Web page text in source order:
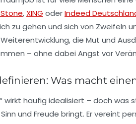
, XING oderIndeed
zu gehen und sich von Zweifeln
die Mut und
– ohne dabei Angst vor
Was macht
wirkt häufig idealisiert – doch
und Freude bringt. Er vereint